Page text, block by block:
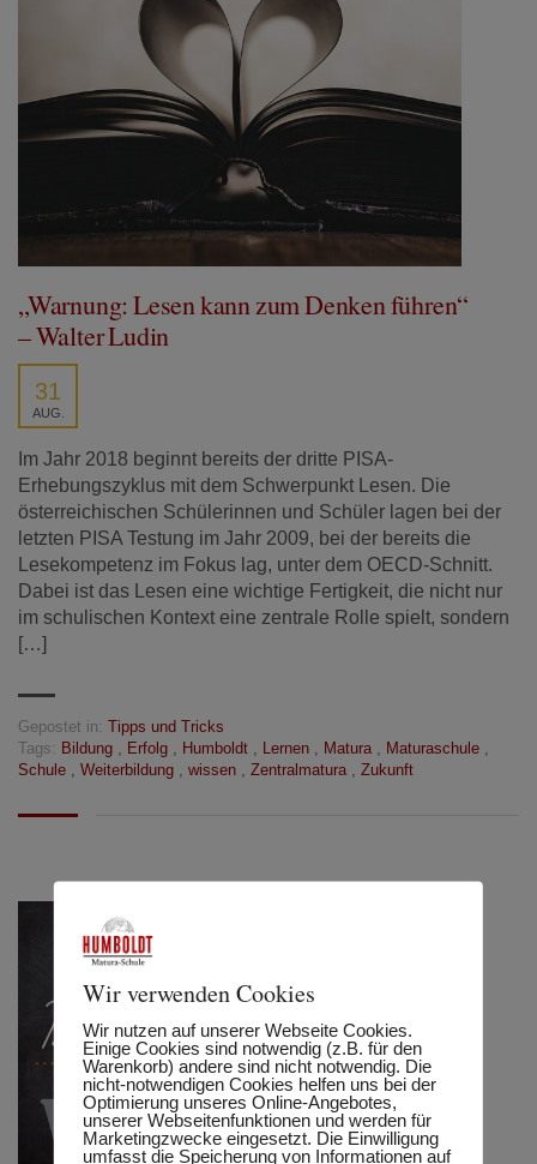
„Warnung: Lesen kann zum Denken führen“
– Walter Ludin
31
AUG.
Im Jahr 2018 beginnt bereits der dritte PISA-
Erhebungszyklus mit dem Schwerpunkt Lesen. Die
österreichischen Schülerinnen und Schüler lagen bei der
letzten PISA Testung im Jahr 2009, bei der bereits die
Lesekompetenz im Fokus lag, unter dem OECD-Schnitt.
Dabei ist das Lesen eine wichtige Fertigkeit, die nicht nur
im schulischen Kontext eine zentrale Rolle spielt, sondern
[…]
Gepostet in: Tipps und Tricks
Tags: Bildung , Erfolg , Humboldt , Lernen , Matura , Maturaschule ,
Schule , Weiterbildung , wissen , Zentralmatura , Zukunft
Wir verwenden Cookies
Wir nutzen auf unserer Webseite Cookies.
Einige Cookies sind notwendig (z.B. für den
Warenkorb) andere sind nicht notwendig. Die
nicht-notwendigen Cookies helfen uns bei der
Optimierung unseres Online-Angebotes,
unserer Webseitenfunktionen und werden für
Marketingzwecke eingesetzt. Die Einwilligung
umfasst die Speicherung von Informationen auf